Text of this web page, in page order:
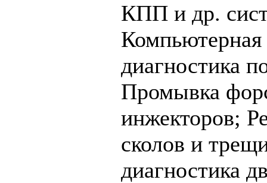
КПП и др.
Компьютерная
диагностика
Промывка
инжекторов;
сколов и
диагностика